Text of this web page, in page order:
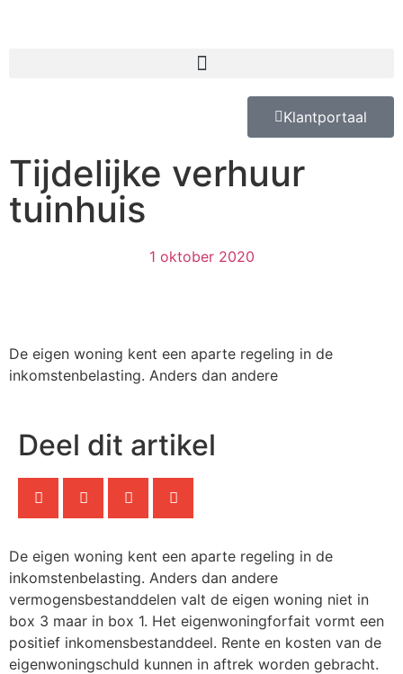
Klantportaal
Tijdelijke verhuur
tuinhuis
1 oktober 2020
De eigen woning kent een aparte regeling in de
inkomstenbelasting. Anders dan andere
Deel dit artikel
De eigen woning kent een aparte regeling in de
inkomstenbelasting. Anders dan andere
vermogensbestanddelen valt de eigen woning niet in
box 3 maar in box 1. Het eigenwoningforfait vormt een
positief inkomensbestanddeel. Rente en kosten van de
eigenwoningschuld kunnen in aftrek worden gebracht.